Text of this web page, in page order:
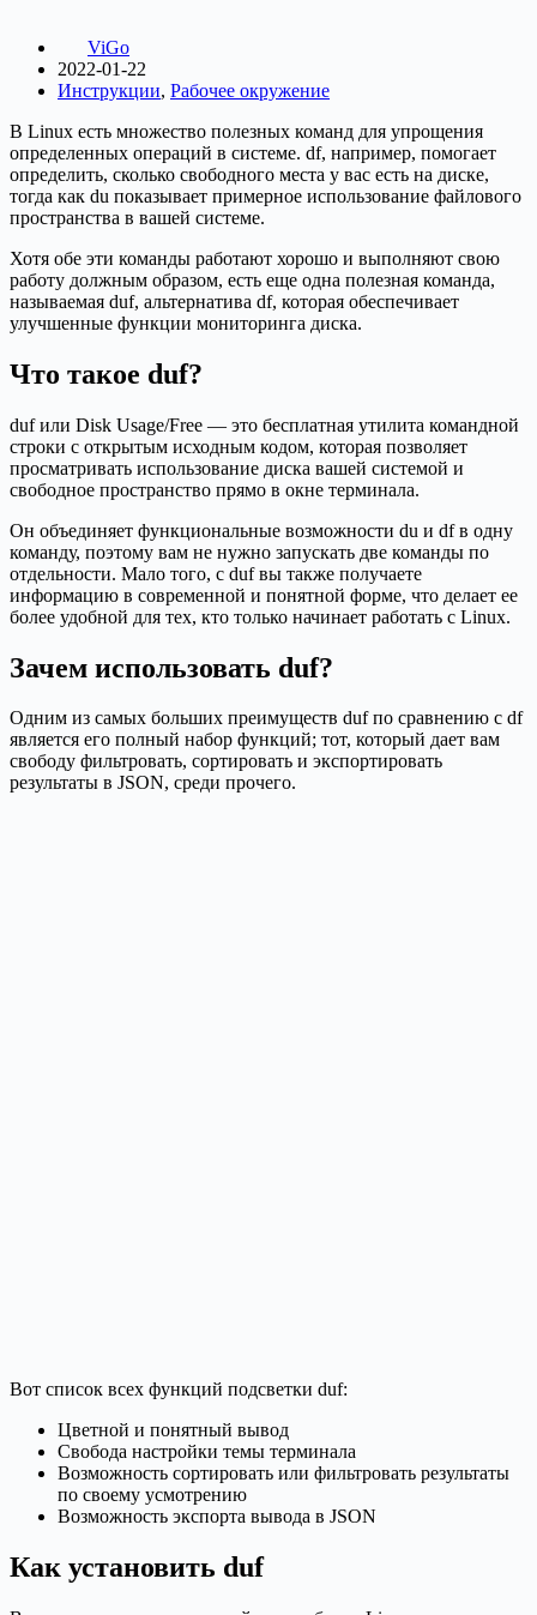
ViGo
2022-01-22
Инструкции, Рабочее окружение
В Linux есть множество полезных команд для упрощения
определенных операций в системе. df, например, помогает
определить, сколько свободного места у вас есть на диске,
тогда как du показывает примерное использование файлового
пространства в вашей системе.
Хотя обе эти команды работают хорошо и выполняют свою
работу должным образом, есть еще одна полезная команда,
называемая duf, альтернатива df, которая обеспечивает
улучшенные функции мониторинга диска.
Что такое duf?
duf или Disk Usage/Free — это бесплатная утилита командной
строки с открытым исходным кодом, которая позволяет
просматривать использование диска вашей системой и
свободное пространство прямо в окне терминала.
Он объединяет функциональные возможности du и df в одну
команду, поэтому вам не нужно запускать две команды по
отдельности. Мало того, с duf вы также получаете
информацию в современной и понятной форме, что делает ее
более удобной для тех, кто только начинает работать с Linux.
Зачем использовать duf?
Одним из самых больших преимуществ duf по сравнению с df
является его полный набор функций; тот, который дает вам
свободу фильтровать, сортировать и экспортировать
результаты в JSON, среди прочего.
Вот список всех функций подсветки duf:
Цветной и понятный вывод
Свобода настройки темы терминала
Возможность сортировать или фильтровать результаты
по своему усмотрению
Возможность экспорта вывода в JSON
Как установить duf